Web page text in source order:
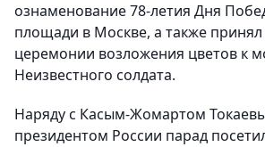
ознаменование 78-летия Дня
площади в Москве, а также принял
церемонии возложения цветов к
Неизвестного солдата.
Наряду с Касым-Жомартом
президентом России парад